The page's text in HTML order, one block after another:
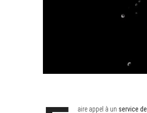
aire appel à un service